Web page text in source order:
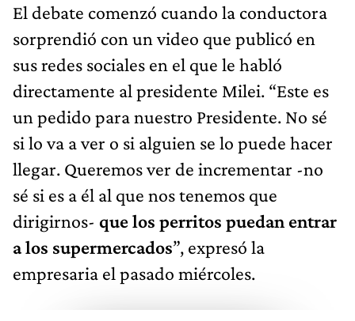
El debate comenzó cuando la conductora
sorprendió con un video que publicó en
sus redes sociales en el que le habló
directamente al presidente Milei. “Este es
un pedido para nuestro Presidente. No sé
si lo va a ver o si alguien se lo puede hacer
llegar. Queremos ver de incrementar -no
sé si es a él al que nos tenemos que
dirigirnos- que los perritos puedan entrar
a los supermercados”, expresó la
empresaria el pasado miércoles.